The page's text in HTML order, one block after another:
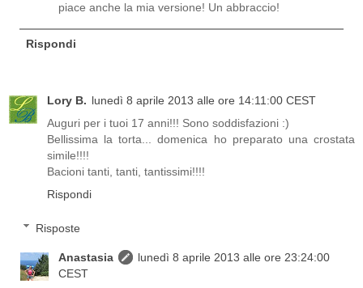
piace anche la mia versione! Un abbraccio!
Rispondi
Lory B. lunedì 8 aprile 2013 alle ore 14:11:00 CEST
Auguri per i tuoi 17 anni!!! Sono soddisfazioni :)
Bellissima la torta... domenica ho preparato una crostata
simile!!!!
Bacioni tanti, tanti, tantissimi!!!!
Rispondi
Risposte
Anastasia
lunedì 8 aprile 2013 alle ore 23:24:00
CEST